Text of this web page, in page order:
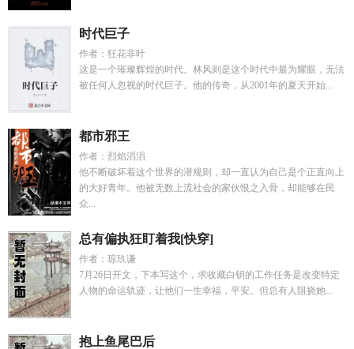
时代巨子
作者：狂花非叶
这是一个璀璨辉煌的时代。林风则是这个时代中最为耀眼，无法
被任何人忽视的时代巨子。他的传奇，从2001年的夏天开始...
都市邪王
作者：烈焰滔滔
他不断破坏着这个世界的潜规则，却一直认为自己是个正直向上
的大好青年。他被无数上流社会的家伙恨之入骨，却能够在民
众...
总有偏执狂盯着我[快穿]
作者：琼玖谦
7月26日开文，下本写这个，求收藏白钥的工作任务是改变特定
人物的命运轨迹，让他们一生幸福，平安。但总有人阻挠她...
抱上鱼尾巴后